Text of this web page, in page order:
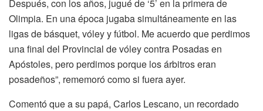
Después, con los años, jugué de ‘5’ en la primera de
Olimpia. En una época jugaba simultáneamente en las
ligas de básquet, vóley y fútbol. Me acuerdo que perdimos
una final del Provincial de vóley contra Posadas en
Apóstoles, pero perdimos porque los árbitros eran
posadeños”, rememoró como si fuera ayer.
Comentó que a su papá, Carlos Lescano, un recordado